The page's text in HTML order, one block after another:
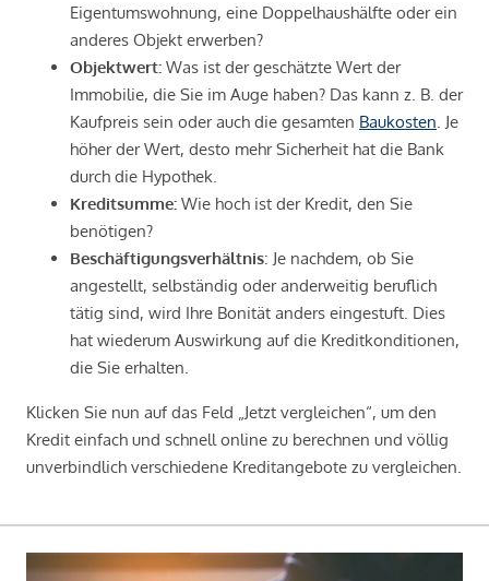
Eigentumswohnung, eine Doppelhaushälfte oder ein
anderes Objekt erwerben?
Objektwert: Was ist der geschätzte Wert der
Immobilie, die Sie im Auge haben? Das kann z. B. der
Kaufpreis sein oder auch die gesamten Baukosten . Je
höher der Wert, desto mehr Sicherheit hat die Bank
durch die Hypothek.
Kreditsumme: Wie hoch ist der Kredit, den Sie
benötigen?
Beschäftigungsverhältnis: Je nachdem, ob Sie
angestellt, selbständig oder anderweitig beruflich
tätig sind, wird Ihre Bonität anders eingestuft. Dies
hat wiederum Auswirkung auf die Kreditkonditionen,
die Sie erhalten.
Klicken Sie nun auf das Feld „Jetzt vergleichen“, um den
Kredit einfach und schnell online zu berechnen und völlig
unverbindlich verschiedene Kreditangebote zu vergleichen.